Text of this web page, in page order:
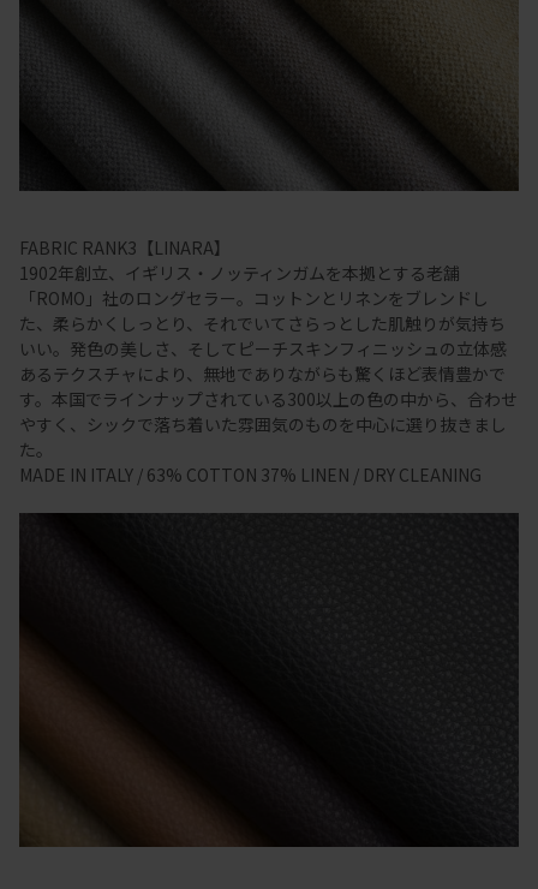
FABRIC RANK3【LINARA】
1902年創立、イギリス・ノッティンガムを本拠とする老舗
「ROMO」社のロングセラー。コットンとリネンをブレンドし
た、柔らかくしっとり、それでいてさらっとした肌触りが気持ち
いい。発色の美しさ、そしてピーチスキンフィニッシュの立体感
あるテクスチャにより、無地でありながらも驚くほど表情豊かで
す。本国でラインナップされている300以上の色の中から、合わせ
やすく、シックで落ち着いた雰囲気のものを中心に選り抜きまし
た。
MADE IN ITALY / 63% COTTON 37% LINEN / DRY CLEANING